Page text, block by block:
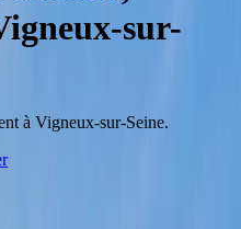
sur-
à Vigneux-sur-Seine.